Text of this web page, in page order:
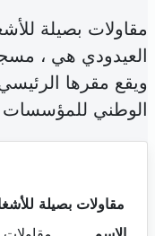
مقاولات بصيلة
العيدودي هي ،
ويقع مقرها
الوطني
مقاولات بصيلة